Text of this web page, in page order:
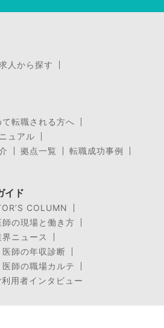
人から探す
て転職される方へ
ュアル
拠点一覧
転職成功事例
イド
COLUMN
師の現場と働き方
界ニュース
医師の年収診断
医師の職場カルテ
用者インタビュー